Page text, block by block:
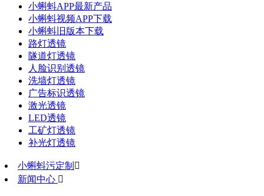
小蝌蚪APP最新产品
小蝌蚪视频APP下载
小蝌蚪旧版本下载
路灯透镜
隧道灯透镜
人脸识别透镜
洗墙灯透镜
广告标识透镜
激光透镜
LED透镜
工矿灯透镜
补光灯透镜
小蝌蚪污定制 
新闻中心 